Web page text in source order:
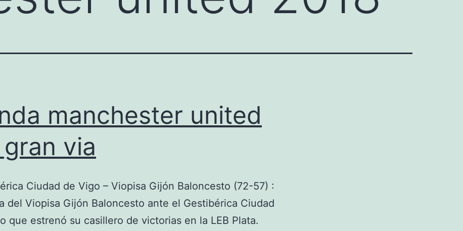
manchester united
via
Ciudad de Vigo – Viopisa Gijón Baloncesto (72-57) :
del Viopisa Gijón Baloncesto ante el Gestibérica Ciudad
que estrenó su casillero de victorias en la LEB Plata.